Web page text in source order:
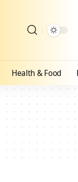
Health & Food